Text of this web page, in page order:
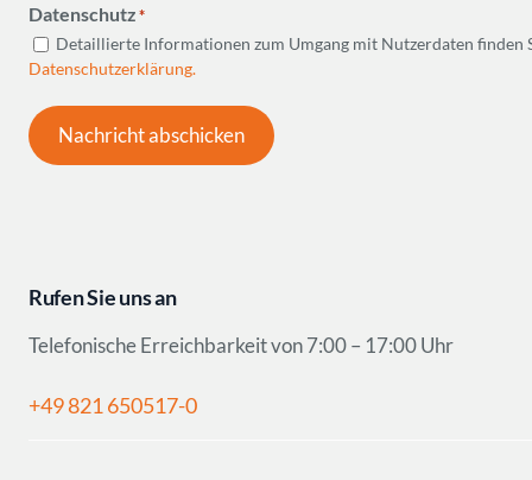
Datenschutz*
Detaillierte Informationen zum Umgang mit Nutzerdaten finden
Datenschutzerklärung.
Nachricht abschicken
Rufen Sie uns an
Telefonische Erreichbarkeit von 7:00 – 17:00 Uhr
+49 821 650517-0